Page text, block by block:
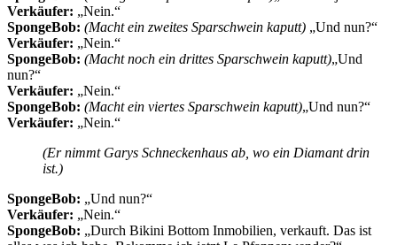
Verkäufer: „Nein.“
SpongeBob: (Macht ein zweites Sparschwein kaputt) „Und nun?“
Verkäufer: „Nein.“
SpongeBob: (Macht noch ein drittes Sparschwein kaputt)„Und
nun?“
Verkäufer: „Nein.“
SpongeBob: (Macht ein viertes Sparschwein kaputt)„Und nun?“
Verkäufer: „Nein.“
(Er nimmt Garys Schneckenhaus ab, wo ein Diamant drin
ist.)
SpongeBob: „Und nun?“
Verkäufer: „Nein.“
SpongeBob: „Durch Bikini Bottom Inmobilien, verkauft. Das ist